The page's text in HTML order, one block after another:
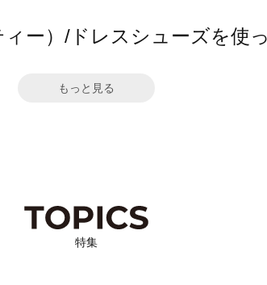
ー）/ドレスシューズを使
もっと見る
特集